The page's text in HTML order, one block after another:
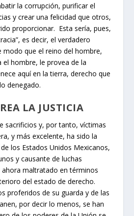
la corrupción, purificar el
y crear una felicidad que otros,
proporcionar. Esta sería, pues,
es decir, el verdadero
modo que el reino del hombre,
hombre, le provea de la
aquí en la tierra, derecho que
denegado.
LA JUSTICIA
sacrificios y, por tanto, víctimas
y más excelente, ha sido la
los Estados Unidos Mexicanos,
y causante de luchas
maltratado en términos
del estado de derecho.
proferidos de su guarda y de las
por decir lo menos, se han